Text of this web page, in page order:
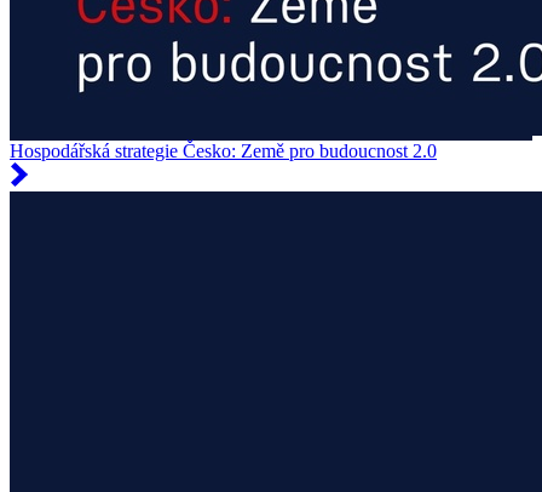
Hospodářská strategie Česko: Země pro budoucnost 2.0